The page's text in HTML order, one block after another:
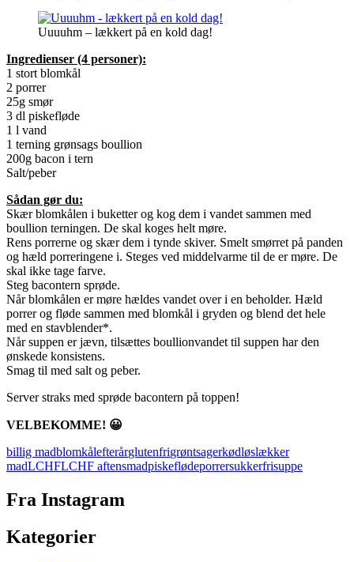
Uuuuhm – lækkert på en kold dag!
Ingredienser (4 personer):
1 stort blomkål
2 porrer
25g smør
3 dl piskefløde
1 l vand
1 terning grønsags boullion
200g bacon i tern
Salt/peber
Sådan gør du:
Skær blomkålen i buketter og kog dem i vandet sammen med
boullion terningen. De skal koges helt møre.
Rens porrerne og skær dem i tynde skiver. Smelt smørret på panden
og hæld porreringene i. Steges ved middelvarme til de er møre. De
skal ikke tage farve.
Steg bacontern sprøde.
Når blomkålen er møre hældes vandet over i en beholder. Hæld
porrer og fløde sammen med blomkål i gryden og blend det hele
med en stavblender*.
Når suppen er jævn, tilsættes boullionvandet til suppen har den
ønskede konsistens.
Smag til med salt og peber.
Server straks med sprøde bacontern på toppen!
VELBEKOMME! 😀
billig madblomkålefterårglutenfrigrøntsagerkødløslækker
madLCHFLCHF aftensmadpiskeflødeporrersukkerfrisuppe
Fra Instagram
Kategorier